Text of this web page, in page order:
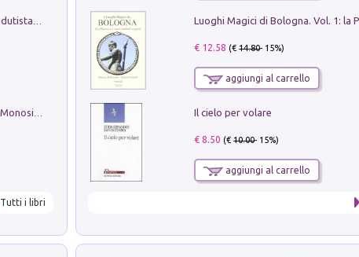
Pietro Bellotti Detto Canaletty. Un Vedutista Veneziano nella Francia dell'Ancien Régime
Tutti i libri
€ 12.58 (€14.80- 15%)
aggiungi al carrello
Il cielo per volare
€ 8.50 (€10.00- 15%)
aggiungi al carrello